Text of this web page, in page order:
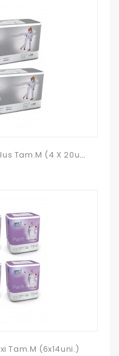
80uni. Fralda Amd Slip Maxi Plus Tam.M (4 X 20uni.)
Tam.M (6x14uni.)